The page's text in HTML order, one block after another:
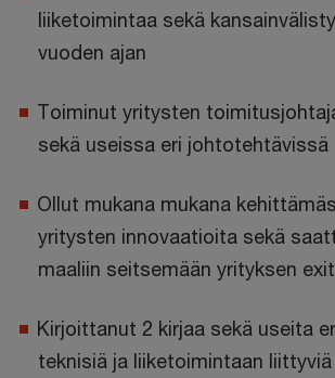
liiketoimintaa sekä
vuoden ajan
Toiminut yritysten
sekä useissa eri johtotehtävissä
Ollut mukana mukana
yritysten innovaatioita sekä
maaliin seitsemään yrityksen
Kirjoittanut 2 kirjaa sekä useita
teknisiä ja liiketoimintaan